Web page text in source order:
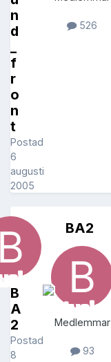
n
d
_
f
r
o
n
t
Postad
6
augusti
2005
526
B
A
2
Postad
8
BA2
Medlemmar
93